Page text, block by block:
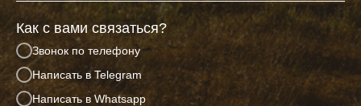
Как с вами связаться?
Звонок по телефону
Написать в Telegram
Написать в Whatsapp